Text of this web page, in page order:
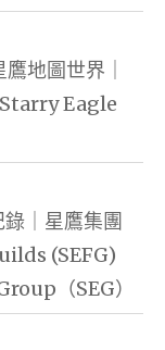
地圖世界｜
Eagle
｜星鷹集團
(SEFG)
（SEG）